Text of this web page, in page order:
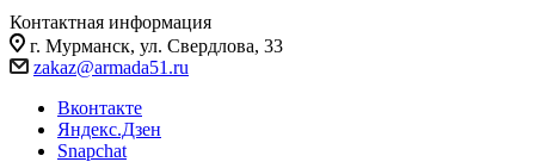
Контактная информация
г. Мурманск, ул. Свердлова, 33
zakaz@armada51.ru
Вконтакте
Яндекс.Дзен
Snapchat